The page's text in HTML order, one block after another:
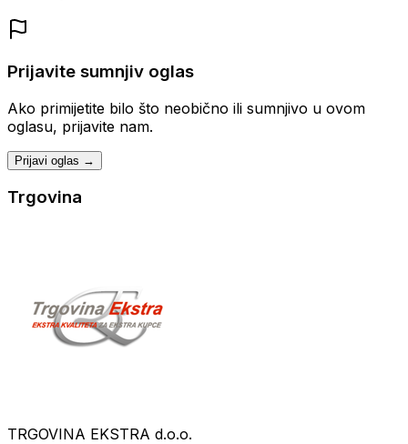
Prijavite sumnjiv oglas
Ako primijetite bilo što neobično ili sumnjivo u ovom
oglasu, prijavite nam.
Prijavi oglas →
Trgovina
TRGOVINA EKSTRA d.o.o.